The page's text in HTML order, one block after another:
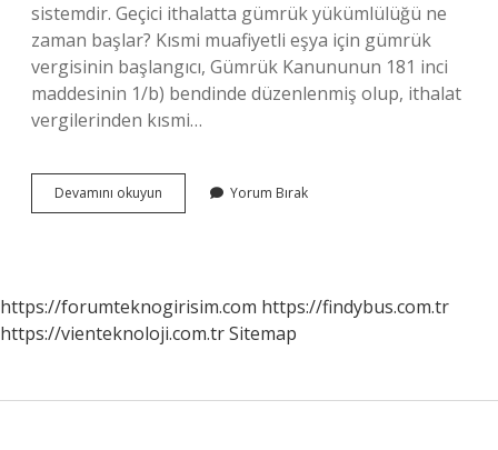
sistemdir. Geçici ithalatta gümrük yükümlülüğü ne
zaman başlar? Kısmi muafiyetli eşya için gümrük
vergisinin başlangıcı, Gümrük Kanununun 181 inci
maddesinin 1/b) bendinde düzenlenmiş olup, ithalat
vergilerinden kısmi…
Devamını okuyun
Ithalatta
Yorum Bırak
https://forumteknogirisim.com https://findybus.com.tr
https://vienteknoloji.com.trSitemap